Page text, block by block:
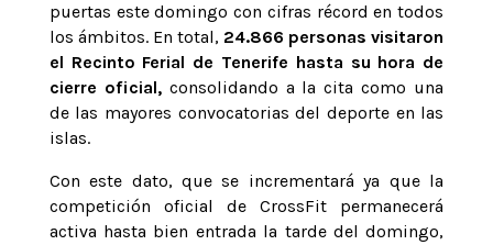
puertas este domingo con cifras récord en todos
los ámbitos. En total, 24.866 personas visitaron
el Recinto Ferial de Tenerife hasta su hora de
cierre oficial,consolidando a la cita como una
de las mayores convocatorias del deporte en las
islas.
Con este dato, que se incrementará ya que la
competición oficial de CrossFit permanecerá
activa hasta bien entrada la tarde del domingo,